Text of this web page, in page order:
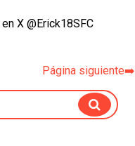
X @Erick18SFC
Página siguiente➡️